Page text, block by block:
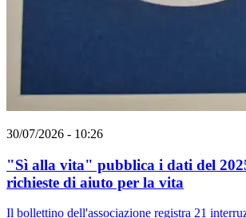
30/07/2026 - 10:26
"Sì alla vita" pubblica i dati del
richieste di aiuto per la vita
Il bollettino dell'associazione registra 21